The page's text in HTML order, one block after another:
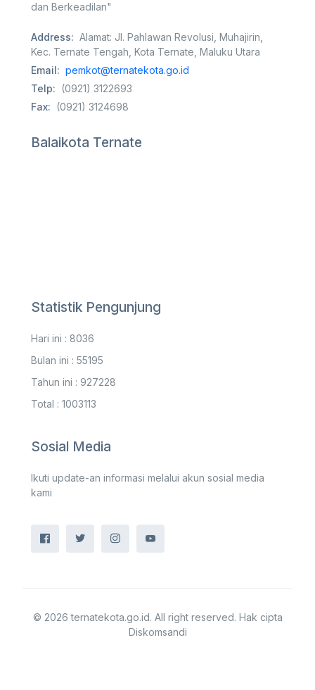
dan Berkeadilan"
Address: Alamat: Jl. Pahlawan Revolusi, Muhajirin,
Kec. Ternate Tengah, Kota Ternate, Maluku Utara
Email: pemkot@ternatekota.go.id
Telp: (0921) 3122693
Fax: (0921) 3124698
Balaikota Ternate
Statistik Pengunjung
Hari ini : 8036
Bulan ini : 55195
Tahun ini : 927228
Total : 1003113
Sosial Media
Ikuti update-an informasi melalui akun sosial media
kami
© 2026 ternatekota.go.id. All right reserved. Hak cipta
Diskomsandi